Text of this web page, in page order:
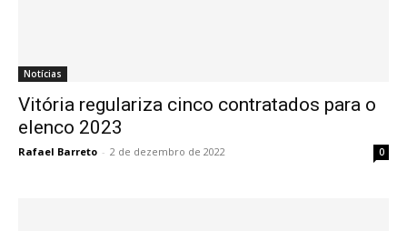
Notícias
Vitória regulariza cinco contratados para o
elenco 2023
Rafael Barreto - 2 de dezembro de 2022 0